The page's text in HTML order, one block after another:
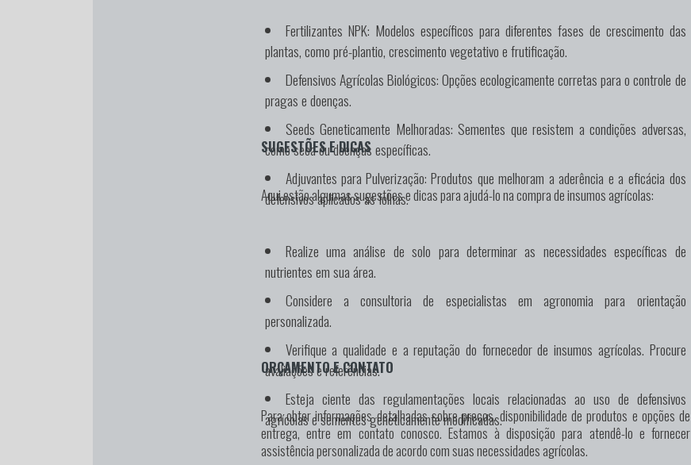
Fertilizantes NPK: Modelos específicos para diferentes fases de crescimento das
plantas, como pré-plantio, crescimento vegetativo e frutificação.
Defensivos Agrícolas Biológicos:Opções ecologicamente corretas para o controle de
pragas e doenças.
Seeds Geneticamente Melhoradas: Sementes que resistem a condições adversas,
como seca ou doenças específicas.
Adjuvantes para Pulverização: Produtos que melhoram a aderência e a eficácia dos
defensivos aplicados às folhas.
SUGESTÕES E DICAS
Aqui estão algumas sugestões e dicas para ajudá-lo na compra de insumos agrícolas:
Realize uma análise de solo para determinar as necessidades específicas de
nutrientes em sua área.
Considere a consultoria de especialistas em agronomia para orientação
personalizada.
Verifique a qualidade e a reputação do fornecedor de insumos agrícolas. Procure
avaliações e referências.
Esteja ciente das regulamentações locais relacionadas ao uso de defensivos
agrícolas e sementes geneticamente modificadas.
ORÇAMENTO E CONTATO
Para obter informações detalhadas sobre preços, disponibilidade de produtos e opções de
entrega, entre em contato conosco. Estamos à disposição para atendê-lo e fornecer
assistência personalizada de acordo com suas necessidades agrícolas.